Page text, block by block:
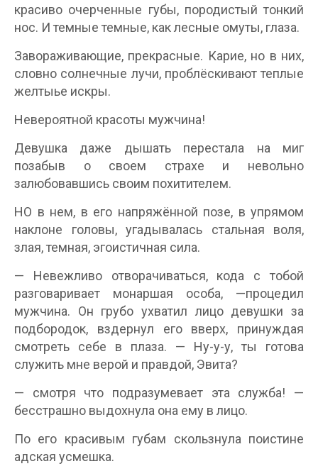
красиво очерченные губы, породистый тонкий
нос. И темные темные, как лесные омуты, глаза.
Завораживающие, прекрасные. Карие, но в них,
словно солнечные лучи, проблёскивают теплые
желтыье искры.
Невероятной красоты мужчина!
Девушка даже дышать перестала на миг
позабыв о своем страхе и невольно
залюбовавшись своим похитителем.
НО в нем, в его напряжённой позе, в упрямом
наклоне головы, угадывалась стальная воля,
злая, темная, эгоистичная сила.
— Невежливо отворачиваться, кода с тобой
разговаривает монаршая особа, —процедил
мужчина. Он грубо ухватил лицо девушки за
подбородок, вздернул его вверх, принуждая
смотреть себе в плаза. — Ну-у-у, ты готова
служить мне верой и правдой, Эвита?
— смотря что подразумевает эта служба! —
бесстрашно выдохнула она ему в лицо.
По его красивым губам скользнула поистине
адская усмешка.